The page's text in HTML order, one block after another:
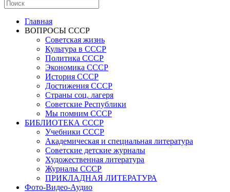
Главная
ВОПРОСЫ СССР
Советская жизнь
Культура в СССР
Политика СССР
Экономика СССР
История СССР
Достижения СССР
Страны соц. лагеря
Советские Республики
Мы помним СССР
БИБЛИОТЕКА СССР
Учебники СССР
Академическая и специальная литература
Советские детские журналы
Художественная литература
Журналы СССР
ПРИКЛАДНАЯ ЛИТЕРАТУРА
Фото-Видео-Аудио